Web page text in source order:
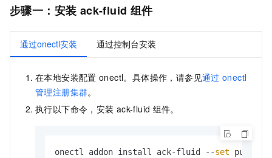
步骤一：安装 ack-fluid 组件
通过onectl安装 通过控制台安装
在本地安装配置 onectl。具体操作，请参见通过 onectl
管理注册集群。
执行以下命令，安装 ack-fluid 组件。
onectl addon install ack-fluid --set